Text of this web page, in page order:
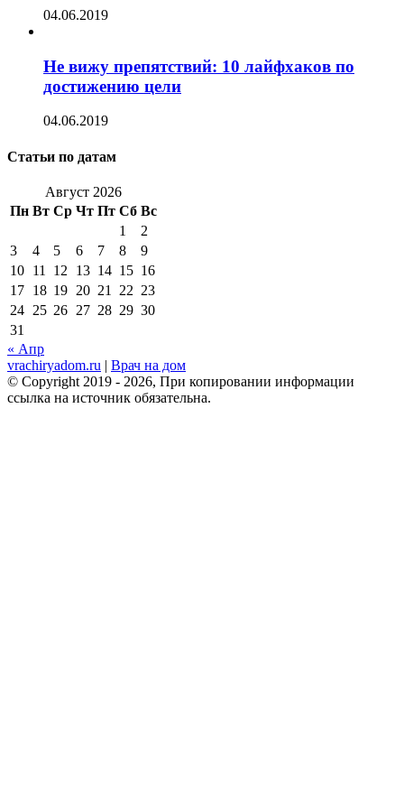
04.06.2019
Не вижу препятствий: 10 лайфхаков по
достижению цели
04.06.2019
Статьи по датам
Август 2026
Пн Вт Ср Чт Пт Сб Вс
1
2
3
4 5 6 7 8
9
10 11 12 13 14 15 16
17 18 19 20 21 22 23
24 25 26 27 28 29 30
31
« Апр
vrachiryadom.ru | Врач на дом
© Copyright 2019 - 2026, При копировании информации
ссылка на источник обязательна.